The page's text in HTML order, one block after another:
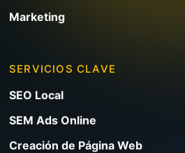
Marketing
SERVICIOS CLAVE
SEO Local
SEM Ads Online
Creación de Página Web